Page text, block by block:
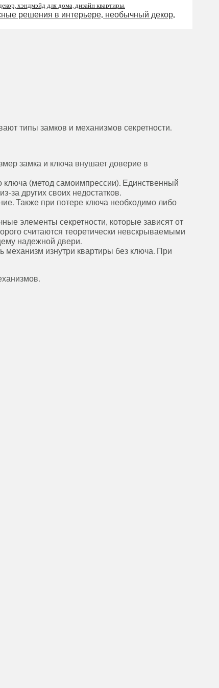
типы замков и механизмов секретности.
замка и ключа внушает доверие в
(метод самоимпрессии). Единственный
за других своих недостатков.
Также при потере ключа необходимо либо
элементы секретности, которые зависят от
считаются теоретически невскрываемыми
надежной двери.
механизм изнутри квартиры без ключа. При